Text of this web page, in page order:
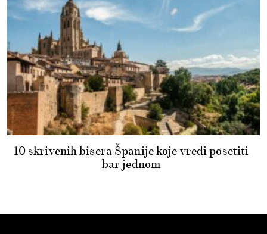
10 skrivenih bisera Španije koje vredi posetiti
bar jednom